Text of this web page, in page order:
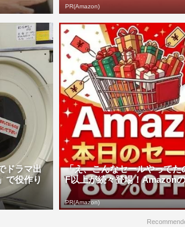
PR(Amazon)
ドラマ出
で役作り
「え、こんなセールやってた
F以上が続々登場！Amazon
PR(Amazon)